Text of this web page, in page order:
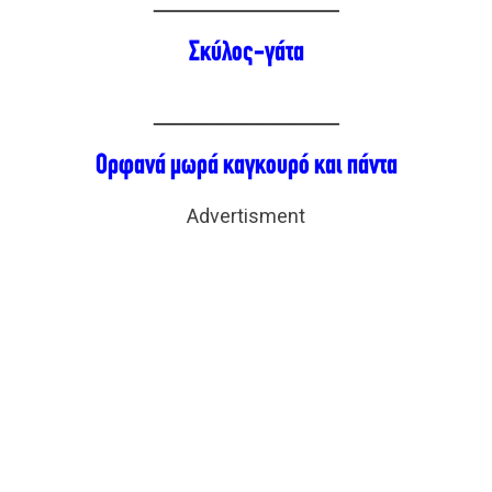
Σκύλος-γάτα
Ορφανά μωρά καγκουρό και πάντα
Advertisment